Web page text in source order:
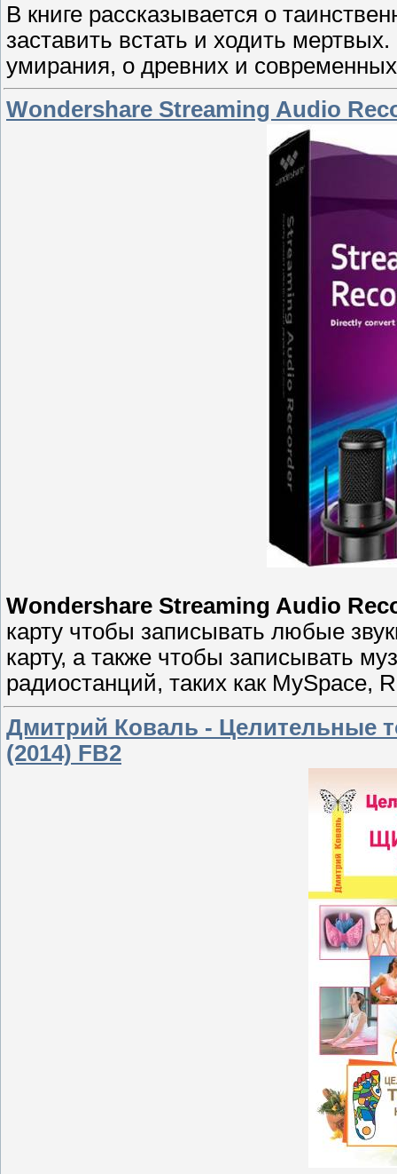
В книге рассказывается о
заставить встать и ходить
умирания, о древних и
Wondershare Streaming Audio
Wondershare Streaming Audio
карту чтобы записывать любые
карту, а также чтобы записывать
радиостанций, таких как MySpace,
Дмитрий Коваль - Целительные
(2014) FB2